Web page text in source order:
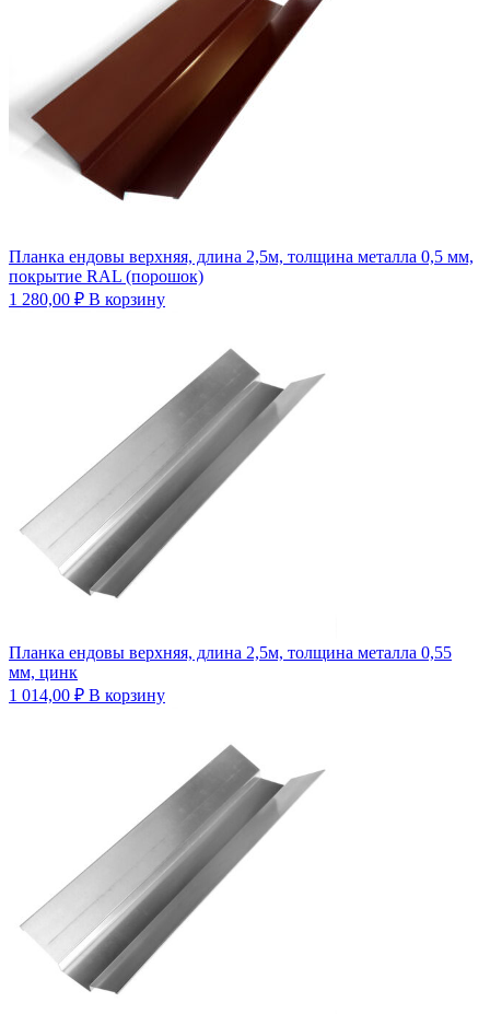
Планка ендовы верхняя, длина 2,5м, толщина металла 0,5 мм,
покрытие RAL (порошок)
1 280,00 ₽ В корзину
Планка ендовы верхняя, длина 2,5м, толщина металла 0,55
мм, цинк
1 014,00 ₽ В корзину